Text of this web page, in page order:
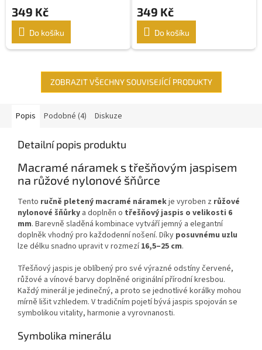
349 Kč
Do košíku
349 Kč
Do košíku
ZOBRAZIT VŠECHNY SOUVISEJÍCÍ PRODUKTY
Popis Podobné (4) Diskuze
Detailní popis produktu
Macramé náramek s třešňovým jaspisem
na růžové nylonové šňůrce
Tento ručně pletený macramé náramekje vyroben z růžové
nylonové šňůrky a doplněn o třešňový jaspis o velikosti 6
mm. Barevně sladěná kombinace vytváří jemný a elegantní
doplněk vhodný pro každodenní nošení. Díky posuvnému uzlu
lze délku snadno upravit v rozmezí16,5–25 cm.
Třešňový jaspis je oblíbený pro své výrazné odstíny červené,
růžové a vínové barvy doplněné originální přírodní kresbou.
Každý minerál je jedinečný, a proto se jednotlivé korálky mohou
mírně lišit vzhledem. V tradičním pojetí bývá jaspis spojován se
symbolikou vitality, harmonie a vyrovnanosti.
Symbolika minerálu